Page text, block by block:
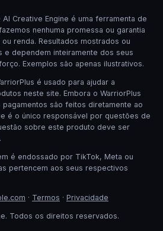
AI Creative Engine é uma ferramenta de
nenhuma promessa ou garantia
renda. Resultados mostrados ou
e dependem inteiramente dos seus
Exemplos são apenas ilustrativos.
é usado para ajudar a
neste site. Embora o WarriorPlus
são feitos diretamente ao
é o único responsável por questões de
sobre este produto deve ser
é endossado por TikTok, Meta ou
pertencem aos seus respectivos
· Termos · Privacidade
Todos os direitos reservados.